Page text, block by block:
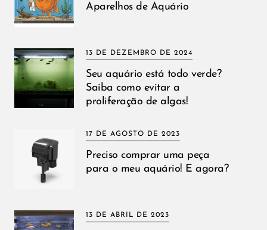
Aparelhos de Aquário
13 DE DEZEMBRO DE 2024
Seu aquário está todo verde?
Saiba como evitar a
proliferação de algas!
17 DE AGOSTO DE 2023
Preciso comprar uma peça
para o meu aquário! E agora?
13 DE ABRIL DE 2023